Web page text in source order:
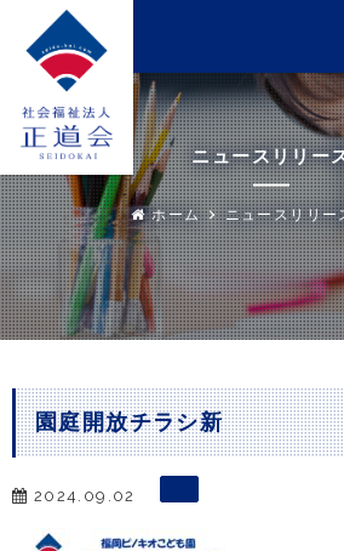
ニュースリリー
ホーム ニュースリリー
園庭開放チラシ新
2024.09.02